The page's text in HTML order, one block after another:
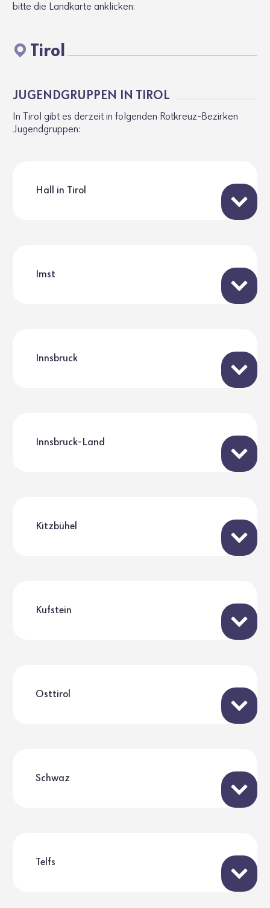
bitte die Landkarte anklicken:
Tirol
JUGEND­GRUPPEN IN TIROL
In Tirol gibt es derzeit in folgenden Rotkreuz-Bezirken
Jugend­gruppen:
Hall in Tirol
Imst
Innsbruck
Innsbruck-Land
Kitzbühel
Kufstein
Osttirol
Schwaz
Telfs